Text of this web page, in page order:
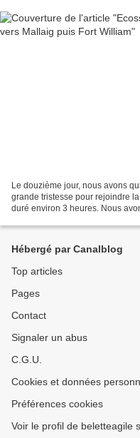
Le douzième jour, nous avons
grande tristesse pour rejoindre
duré environ 3 heures. Nous
Hébergé par Canalblog
Top articles
Pages
Contact
Signaler un abus
C.G.U.
Cookies et données
Préférences cookies
Voir le profil de beletteagile